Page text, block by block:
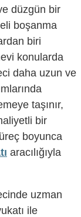
düzgün bir
boşanma
biri
konularda
daha uzun ve
taşınır,
bir
boyunca
aracılığıyla
uzman
ile